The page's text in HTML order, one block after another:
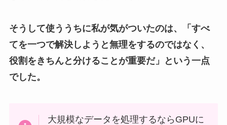
そうして使ううちに私が気がついたのは、「すべ
てを一つで解決しようと無理をするのではなく、
役割をきちんと分けることが重要だ」という一点
でした。
大規模なデータを処理するならGPUに